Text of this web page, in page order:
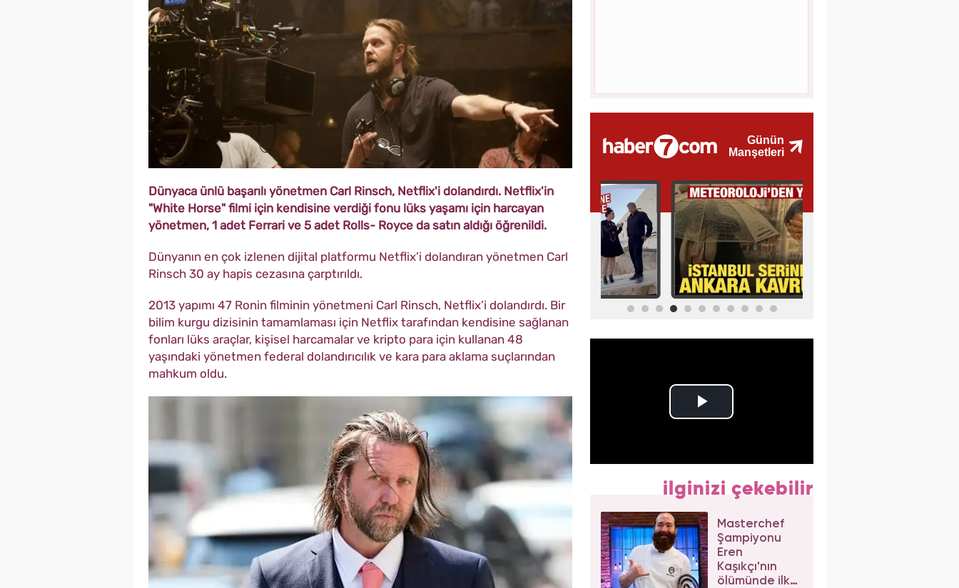
Dünyaca ünlü başarılı yönetmen Carl Rinsch, Netflix'i dolandırdı. Netflix'in
"White Horse" filmi için kendisine verdiği fonu lüks yaşamı için harcayan
yönetmen, 1 adet Ferrari ve 5 adet Rolls- Royce da satın aldığı öğrenildi.
Dünyanın en çok izlenen dijital platformu Netflix’i dolandıran yönetmen Carl
Rinsch 30 ay hapis cezasına çarptırıldı.
2013 yapımı 47 Ronin filminin yönetmeni Carl Rinsch, Netflix’i dolandırdı. Bir
bilim kurgu dizisinin tamamlaması için Netflix tarafından kendisine sağlanan
fonları lüks araçlar, kişisel harcamalar ve kripto para için kullanan 48
yaşındaki yönetmen federal dolandırıcılık ve kara para aklama suçlarından
mahkum oldu.
ilginizi çekebilir
Masterchef
Şampiyonu
Eren
Kaşıkçı'nın
ölümünde ilk